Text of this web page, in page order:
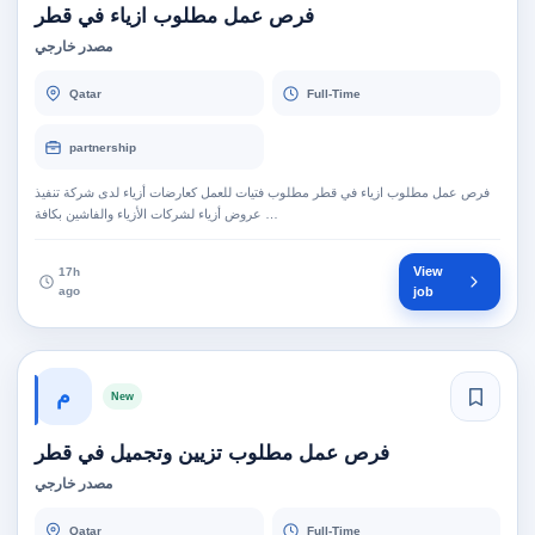
فرص عمل مطلوب ازياء في قطر
مصدر خارجي
Qatar Full-Time
partnership
فرص عمل مطلوب ازياء في قطر مطلوب فتيات للعمل كعارضات أزياء لدى شركة تنفيذ
17h
ago
View
job
م New
فرص عمل مطلوب تزيين وتجميل في قطر
مصدر خارجي
Qatar Full-Time